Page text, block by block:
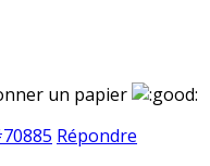
un papier
Répondre